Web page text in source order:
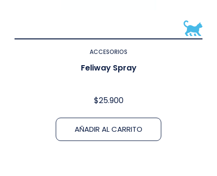
ACCESORIOS
Feliway Spray
$25.900
AÑADIR AL CARRITO